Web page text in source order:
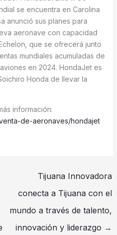
se encuentra en Carolina
anunció sus planes para
aeronave con capacidad
que se ofrecerá junto
mundiales acumuladas de
en 2024. HondaJet es
Honda de llevar la
información:
de-aeronaves/hondajet
Tijuana Innovadora
conecta a Tijuana con el
mundo a través de talento,
innovación y liderazgo →